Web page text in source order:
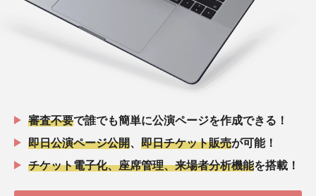
審査不要で誰でも簡単に公演ページを作成できる！
即日公演ページ公開
即日チケット販売が可能！
チケット電子化、座席管理、来場者分析機能を搭載！